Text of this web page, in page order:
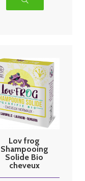
Lov frog
Shampooing
Solide Bio
cheveux